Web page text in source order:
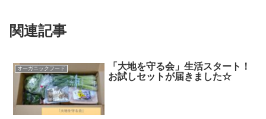
関連記事
オーガニックフード
「大地を守る会」生活スタート！
お試しセットが届きました☆